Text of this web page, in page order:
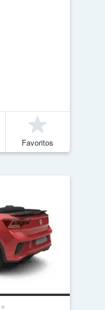
Favoritos